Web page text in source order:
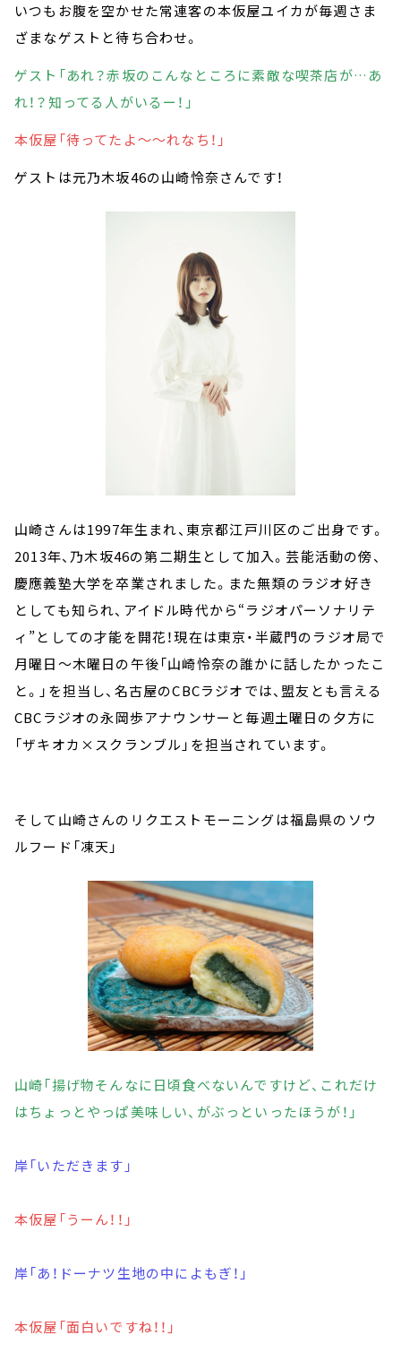
いつもお腹を空かせた常連客の本仮屋ユイカが毎週さま
ざまなゲストと待ち合わせ。
ゲスト「あれ？赤坂のこんなところに素敵な喫茶店が…あ
れ！？知ってる人がいるー！」
本仮屋「待ってたよ～～れなち！」
ゲストは元乃木坂46の山崎怜奈さんです！
山崎さんは1997年生まれ、東京都江戸川区のご出身です。
2013年、乃木坂46の第二期生として加入。芸能活動の傍、
慶應義塾大学を卒業されました。また無類のラジオ好き
としても知られ、アイドル時代から“ラジオパーソナリテ
ィ”としての才能を開花！現在は東京・半蔵門のラジオ局で
月曜日～木曜日の午後「山崎怜奈の誰かに話したかったこ
と。」を担当し、名古屋のCBCラジオでは、盟友とも言える
CBCラジオの永岡歩アナウンサーと毎週土曜日の夕方に
「ザキオカ×スクランブル」を担当されています。
そして山崎さんのリクエストモーニングは福島県のソウ
ルフード「凍天」
山崎「揚げ物そんなに日頃食べないんですけど、これだけ
はちょっとやっぱ美味しい、がぶっといったほうが！」
岸「いただきます」
本仮屋「うーん！！」
岸「あ！ドーナツ生地の中によもぎ！」
本仮屋「面白いですね！！」